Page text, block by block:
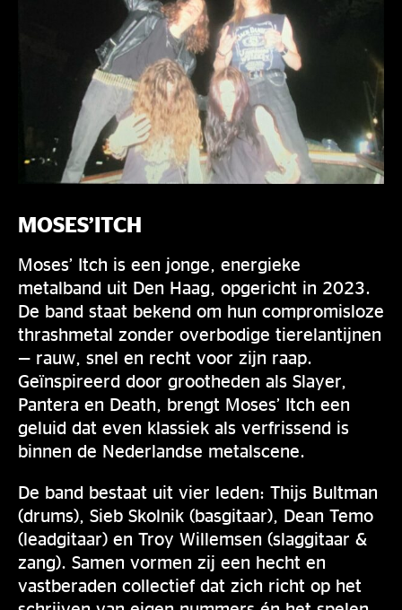
MOSES’ITCH
Moses’ Itch is een jonge, energieke
metalband uit Den Haag, opgericht in 2023.
De band staat bekend om hun compromisloze
thrashmetal zonder overbodige tierelantijnen
— rauw, snel en recht voor zijn raap.
Geïnspireerd door grootheden als Slayer,
Pantera en Death, brengt Moses’ Itch een
geluid dat even klassiek als verfrissend is
binnen de Nederlandse metalscene.
De band bestaat uit vier leden: Thijs Bultman
(drums), Sieb Skolnik (basgitaar), Dean Temo
(leadgitaar) en Troy Willemsen (slaggitaar &
zang). Samen vormen zij een hecht en
vastberaden collectief dat zich richt op het